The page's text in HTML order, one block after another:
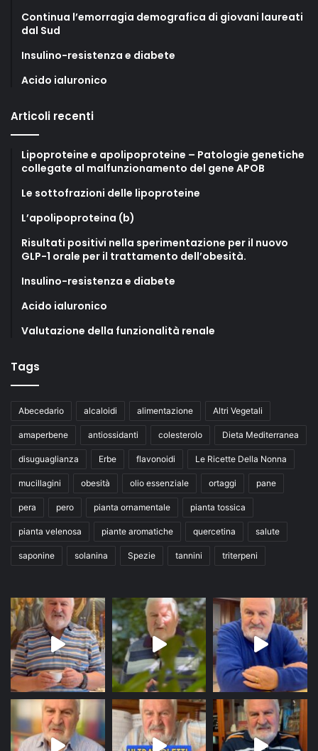
Continua l’emorragia demografica di giovani laureati
dal Sud
Insulino-resistenza e diabete
Acido ialuronico
Articoli recenti
Lipoproteine e apolipoproteine – Patologie genetiche
collegate al malfunzionamento del gene APOB
Le sottofrazioni delle lipoproteine
L’apolipoproteina (b)
Risultati positivi nella sperimentazione per il nuovo
GLP-1 orale per il trattamento dell’obesità.
Insulino-resistenza e diabete
Acido ialuronico
Valutazione della funzionalità renale
Tags
Abecedario alcaloidi alimentazione Altri Vegetali
amaperbene antiossidanti colesterolo Dieta Mediterranea
disuguaglianza Erbe flavonoidi Le Ricette Della Nonna
mucillagini obesità olio essenziale ortaggi pane
pera pero pianta ornamentale pianta tossica
pianta velenosa piante aromatiche quercetina salute
saponine solanina Spezie tannini triterpeni